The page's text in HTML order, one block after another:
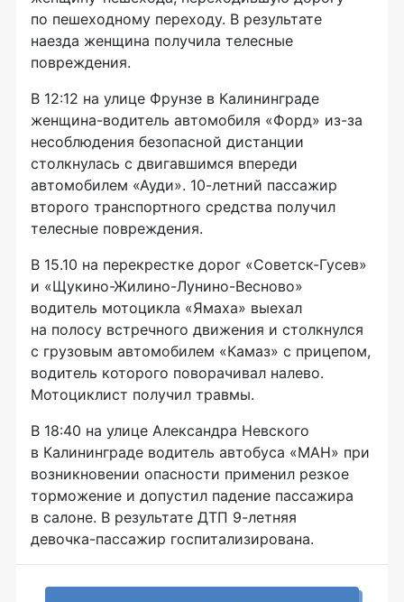
по пешеходному переходу. В результате
наезда женщина получила телесные
повреждения.
В 12:12 на улице Фрунзе в Калининграде
женщина-водитель автомобиля «Форд» из-за
несоблюдения безопасной дистанции
столкнулась с двигавшимся впереди
автомобилем «Ауди». 10-летний пассажир
второго транспортного средства получил
телесные повреждения.
В 15.10 на перекрестке дорог «Советск-Гусев»
и «Щукино-Жилино-Лунино-Весново»
водитель мотоцикла «Ямаха» выехал
на полосу встречного движения и столкнулся
с грузовым автомобилем «Камаз» с прицепом,
водитель которого поворачивал налево.
Мотоциклист получил травмы.
В 18:40 на улице Александра Невского
в Калининграде водитель автобуса «МАН» при
возникновении опасности применил резкое
торможение и допустил падение пассажира
в салоне. В результате ДТП 9-летняя
девочка-пассажир госпитализирована.